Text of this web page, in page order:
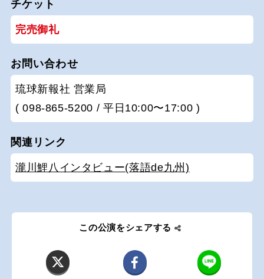
チケット
完売御礼
お問い合わせ
琉球新報社 営業局
( 098-865-5200 / 平日10:00〜17:00 )
関連リンク
瀧川鯉八インタビュー(落語de九州)
この公演をシェアする